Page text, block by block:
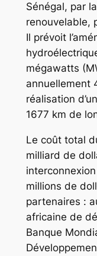
Sénégal, par
renouvelable,
Il prévoit
mégawatts
annuellement
réalisation
1677 km de
Le coût total
milliard de
millions de
partenaires :
africaine de
Banque